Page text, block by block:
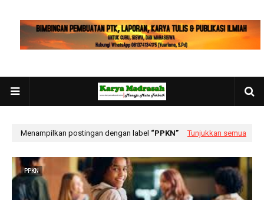
Menampilkan postingan dengan label PPKN Tunjukkan semua
PPKN